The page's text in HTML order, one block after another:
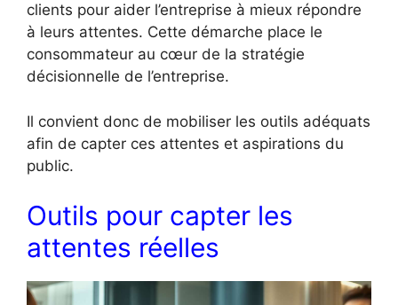
clients pour aider l’entreprise à mieux répondre
à leurs attentes. Cette démarche place le
consommateur au cœur de la stratégie
décisionnelle de l’entreprise.
Il convient donc de mobiliser les outils adéquats
afin de capter ces attentes et aspirations du
public.
Outils pour capter les
attentes réelles